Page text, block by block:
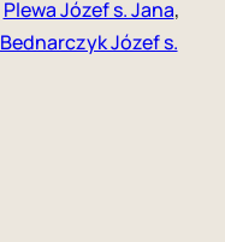
Plewa Józef s. Jana,
Bednarczyk Józef s.